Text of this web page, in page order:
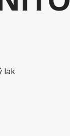
lak